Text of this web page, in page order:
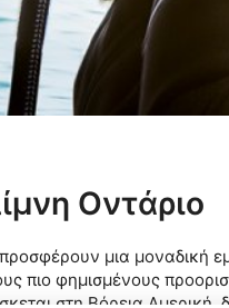
Οντάριο
μια μοναδική
πιο φημισμένους
στη Βόρεια Αμερική,